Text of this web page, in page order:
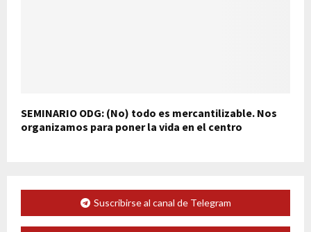
SEMINARIO ODG: (No) todo es mercantilizable. Nos
organizamos para poner la vida en el centro
Suscribirse al canal de Telegram